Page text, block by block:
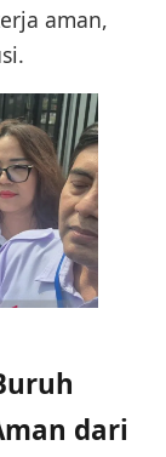
aman,
dari